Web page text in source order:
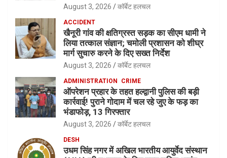
August 3, 2026 कॉर्बेट हलचल
ACCIDENT
खैनूरी गांव की क्षतिग्रस्त सड़क का सीएम धामी ने
लिया तत्काल संज्ञान; चमोली प्रशासन को शीघ्र
मार्ग सुचारु करने के दिए सख्त निर्देश
August 3, 2026 कॉर्बेट हलचल
ADMINISTRATION CRIME
ऑपरेशन प्रहार के तहत हल्द्वानी पुलिस की बड़ी
कार्रवाई! पुराने गोदाम में चल रहे जुए के फड़ का
भंडाफोड़, 13 गिरफ्तार
August 3, 2026 कॉर्बेट हलचल
DESH
उधम सिंह नगर में अखिल भारतीय आयुर्वेद संस्थान